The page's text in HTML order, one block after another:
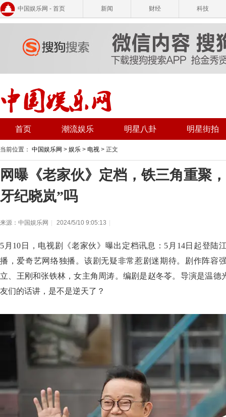
中国娱乐网 - 首页 新闻 财经 科技
首页 潮流娱乐 明星八卦 明星街拍
当前位置： 中国娱乐网 > 娱乐 > 电视 > 正文
网曝《老家伙》定档，铁三角重聚
牙纪晓岚”吗
来源：中国娱乐网 2024/5/10 9:05:13
5月10日，电视剧《老家伙》曝出定档讯息：5月14日起登陆
播，爱奇艺网络独播。该剧无疑非常惹剧迷期待。剧作阵容
立、王刚和张铁林，女主角周涛。编剧是赵冬苓。导演是温德
友们的话讲，是不是逆天了？